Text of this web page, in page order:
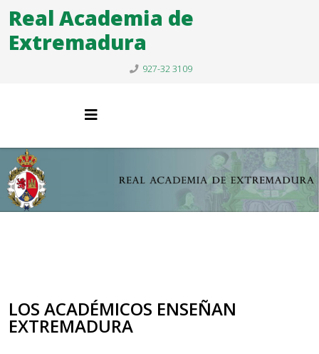
Real Academia de
Extremadura
927-32 3109
LOS ACADÉMICOS ENSEÑAN
EXTREMADURA